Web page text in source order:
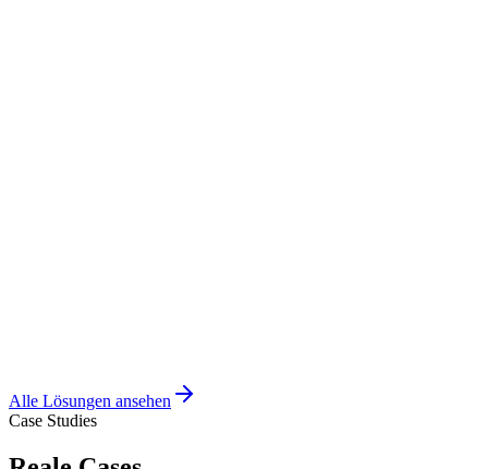
Alle Lösungen ansehen
Case Studies